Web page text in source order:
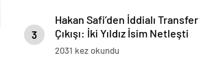
3
Hakan Safi’den İddialı Transfer
Çıkışı: İki Yıldız İsim Netleşti
2031 kez okundu